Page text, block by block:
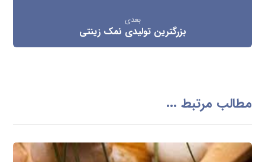
بعدی
بزرگترین تولیدی نمک زینتی
مطالب مرتبط ...